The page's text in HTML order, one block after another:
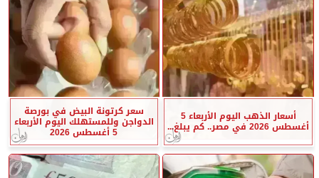
أسعار الذهب اليوم الأربعاء 5
أغسطس 2026 في مصر.. كم يبلغ...
سعر كرتونة البيض في بورصة
الدواجن وللمستهلك اليوم الأربعاء
5 أغسطس 2026